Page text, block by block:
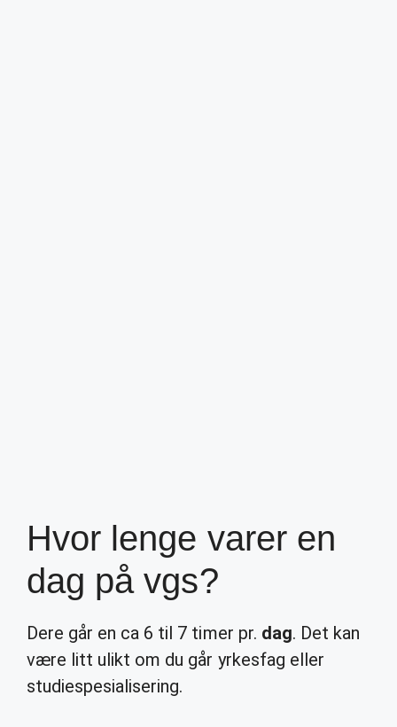
Hvor lenge varer en
dag på vgs?
Dere går en ca 6 til 7 timer pr. dag. Det kan
være litt ulikt om du går yrkesfag eller
studiespesialisering.